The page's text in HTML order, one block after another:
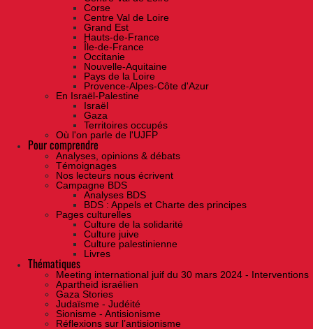
Corse
Centre Val de Loire
Grand Est
Hauts-de-France
Île-de-France
Occitanie
Nouvelle-Aquitaine
Pays de la Loire
Provence-Alpes-Côte d'Azur
En Israël-Palestine
Israël
Gaza
Territoires occupés
Où l'on parle de l'UJFP
Pour comprendre
Analyses, opinions & débats
Témoignages
Nos lecteurs nous écrivent
Campagne BDS
Analyses BDS
BDS : Appels et Charte des principes
Pages culturelles
Culture de la solidarité
Culture juive
Culture palestinienne
Livres
Thématiques
Meeting international juif du 30 mars 2024 - Interventions
Apartheid israélien
Gaza Stories
Judaïsme - Judéité
Sionisme - Antisionisme
Réflexions sur l’antisionisme